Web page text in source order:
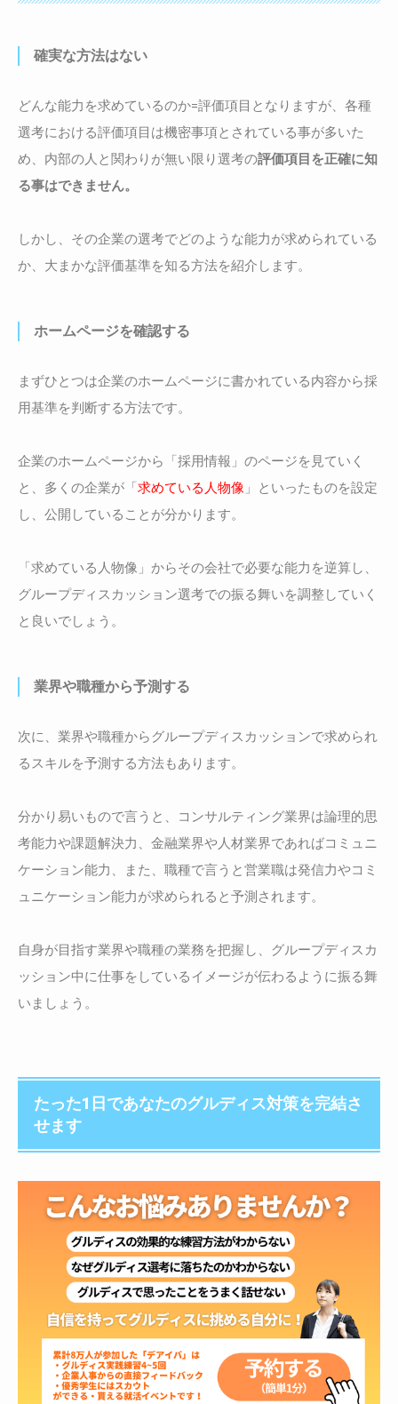
確実な方法はない
どんな能力を求めているのか=評価項目となりますが、各種
選考における評価項目は機密事項とされている事が多いた
め、内部の人と関わりが無い限り選考の評価項目を正確に知
る事はできません。
しかし、その企業の選考でどのような能力が求められている
か、大まかな評価基準を知る方法を紹介します。
ホームページを確認する
まずひとつは企業のホームページに書かれている内容から採
用基準を判断する方法です。
企業のホームページから「採用情報」のページを見ていく
と、多くの企業が「求めている人物像 」といったものを設定
し、公開していることが分かります。
「求めている人物像」からその会社で必要な能力を逆算し、
グループディスカッション選考での振る舞いを調整していく
と良いでしょう。
業界や職種から予測する
次に、業界や職種からグループディスカッションで求められ
るスキルを予測する方法もあります。
分かり易いもので言うと、コンサルティング業界は論理的思
考能力や課題解決力、金融業界や人材業界であればコミュニ
ケーション能力、また、職種で言うと営業職は発信力やコミ
ュニケーション能力が求められると予測されます。
自身が目指す業界や職種の業務を把握し、グループディスカ
ッション中に仕事をしているイメージが伝わるように振る舞
いましょう。
たった1日であなたのグルディス対策を完結さ
せます